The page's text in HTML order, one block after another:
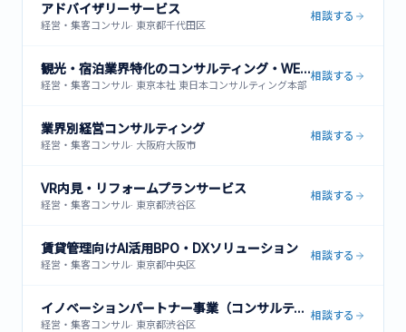
アドバイザリーサービス
経営・集客コンサル· 東京都千代田区
相談する
観光・宿泊業界特化のコンサルティング・WEB集客支援
経営・集客コンサル· 東京本社 東日本コンサルティング本部 〒101-0061 東京都
相談する
業界別経営コンサルティング
経営・集客コンサル· 大阪府大阪市
相談する
VR内見・リフォームプランサービス
経営・集客コンサル· 東京都渋谷区
相談する
賃貸管理向けAI活用BPO・DXソリューション
経営・集客コンサル· 東京都中央区
相談する
イノベーションパートナー事業（コンサルティング・イノベーション・インベストメント）
経営・集客コンサル· 東京都渋谷区
相談する